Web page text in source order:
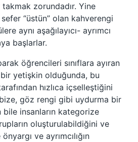
zorundadır. Yine
“üstün” olan kahverengi
aynı aşağılayıcı- ayrımcı
başlarlar.
öğrencileri sınıflara ayıran
yetişkin olduğunda, bu
hızlıca içselleştiğini
göz rengi gibi uydurma bir
insanların kategorize
oluşturulabildiğini ve
ve ayrımcılığın